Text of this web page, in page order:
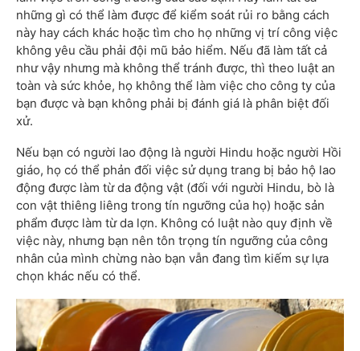
những gì có thể làm được để kiểm soát rủi ro bằng cách
này hay cách khác hoặc tìm cho họ những vị trí công việc
không yêu cầu phải đội mũ bảo hiểm. Nếu đã làm tất cả
như vậy nhưng mà không thể tránh được, thì theo luật an
toàn và sức khỏe, họ không thể làm việc cho công ty của
bạn được và bạn không phải bị đánh giá là phân biệt đối
xử.
Nếu bạn có người lao động là người Hindu hoặc người Hồi
giáo, họ có thể phản đối việc sử dụng trang bị bảo hộ lao
động được làm từ da động vật (đối với người Hindu, bò là
con vật thiêng liêng trong tín ngưỡng của họ) hoặc sản
phẩm được làm từ da lợn. Không có luật nào quy định về
việc này, nhưng bạn nên tôn trọng tín ngưỡng của công
nhân của mình chừng nào bạn vẫn đang tìm kiếm sự lựa
chọn khác nếu có thể.